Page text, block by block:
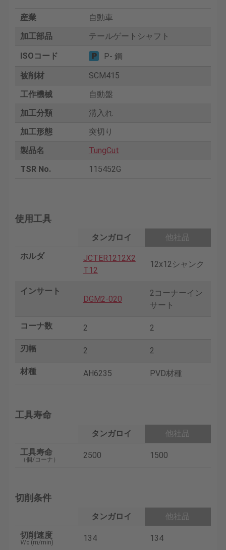
産業
自動車
加工部品
テールゲートシャフト
ISOコード
P- 鋼
被削材
SCM415
工作機械
自動盤
加工分類
溝入れ
加工形態
突切り
製品名
TungCut
TSR No.
115452G
使用工具
タンガロイ
他社品
ホルダ
JCTER1212X2
T12
12x12シャンク
インサート
DGM2-020
2コーナーイン
サート
コーナ数 2 2
刃幅 2 2
材種 AH6235 PVD材種
工具寿命
タンガロイ
他社品
工具寿命
（個/コーナ） 2500 1500
切削条件
タンガロイ
他社品
切削速度
V/c (m/min) 134 134